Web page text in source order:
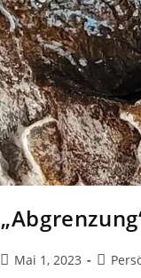
Beitrag
Mai 1, 2023